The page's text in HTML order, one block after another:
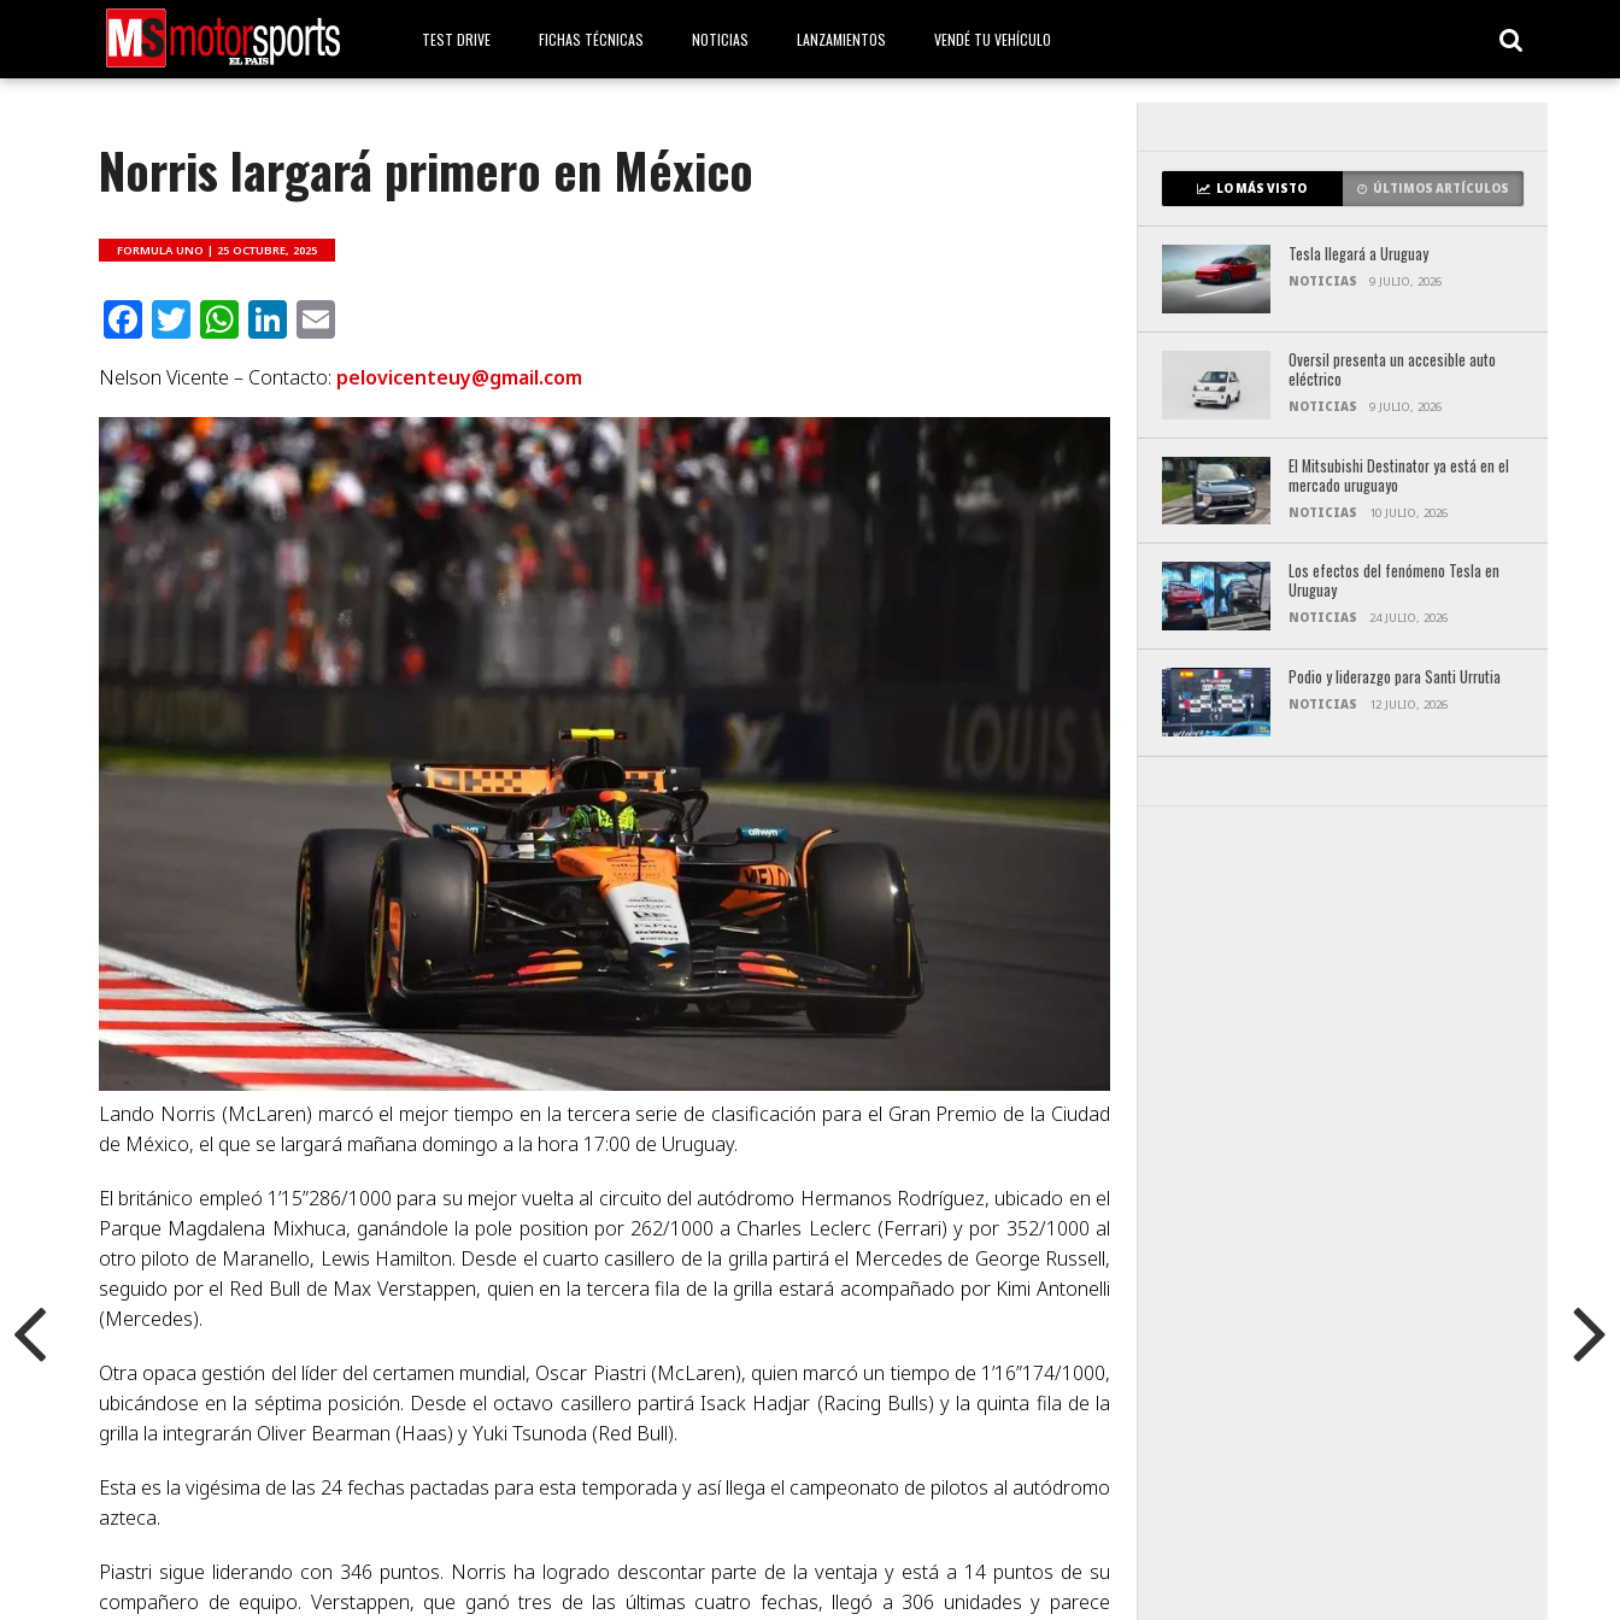
TEST DRIVE FICHAS TÉCNICAS NOTICIAS LANZAMIENTOS VENDÉ TU VEHÍCULO
Norris largará primero en México
FORMULA UNO |25 OCTUBRE, 2025
Facebook
Twitter
WhatsApp
LinkedIn
Nelson Vicente – Contacto: pelovicenteuy@gmail.com
Lando Norris (McLaren) marcó el mejor tiempo en la tercera serie de clasificación para el Gran Premio de la Ciudad
de México, el que se largará mañana domingo a la hora 17:00 de Uruguay.
El británico empleó 1’15”286/1000 para su mejor vuelta al circuito del autódromo Hermanos Rodríguez, ubicado en el
Parque Magdalena Mixhuca, ganándole la pole position por 262/1000 a Charles Leclerc (Ferrari) y por 352/1000 al
otro piloto de Maranello, Lewis Hamilton. Desde el cuarto casillero de la grilla partirá el Mercedes de George Russell,
seguido por el Red Bull de Max Verstappen, quien en la tercera fila de la grilla estará acompañado por Kimi Antonelli
(Mercedes).
Otra opaca gestión del líder del certamen mundial, Oscar Piastri (McLaren), quien marcó un tiempo de 1’16”174/1000,
ubicándose en la séptima posición. Desde el octavo casillero partirá Isack Hadjar (Racing Bulls) y la quinta fila de la
grilla la integrarán Oliver Bearman (Haas) y Yuki Tsunoda (Red Bull).
Esta es la vigésima de las 24 fechas pactadas para esta temporada y así llega el campeonato de pilotos al autódromo
azteca.
Piastri sigue liderando con 346 puntos. Norris ha logrado descontar parte de la ventaja y está a 14 puntos de su
compañero de equipo. Verstappen, que ganó tres de las últimas cuatro fechas, llegó a 306 unidades y parece
LO MÁS VISTO ÚLTIMOS ARTÍCULOS
Tesla llegará a Uruguay
NOTICIAS 9 JULIO, 2026
Oversil presenta un accesible auto
eléctrico
NOTICIAS 9 JULIO, 2026
El Mitsubishi Destinator ya está en el
mercado uruguayo
NOTICIAS 10 JULIO, 2026
Los efectos del fenómeno Tesla en
Uruguay
NOTICIAS 24 JULIO, 2026
Podio y liderazgo para Santi Urrutia
NOTICIAS 12 JULIO, 2026